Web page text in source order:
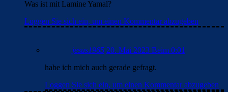
Was ist mit Lamine Yamal?
Loggen Sie sich ein, um einen Kommentar abzugeben
jesus1965 20. Mai 2023 Beim 0:01
habe ich mich auch gerade gefragt.
Loggen Sie sich ein, um einen Kommentar abzugeben